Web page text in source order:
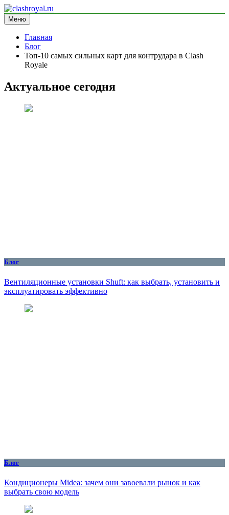
Перейти
к
содержимому
clashroyal.ru
информационный сайт
Меню
Главная
Блог
Топ-10 самых сильных карт для контрудара в Clash
Royale
Актуальное сегодня
Блог
Вентиляционные установки Shuft: как выбрать, установить и
эксплуатировать эффективно
Блог
Кондиционеры Midea: зачем они завоевали рынок и как
выбрать свою модель